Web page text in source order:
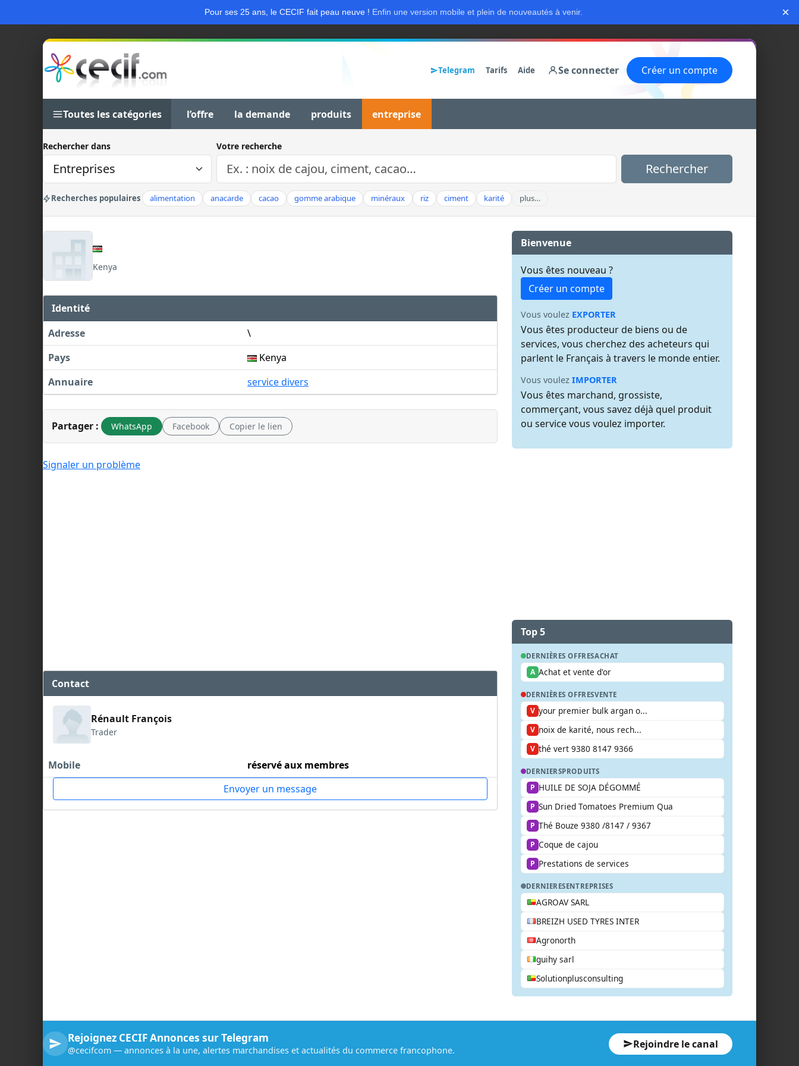
Pour ses 25 ans, le CECIF fait peau neuve ! Enfin une version mobile et plein de nouveautés à venir. ×
Telegram Tarifs Aide Se connecter Créer un compte
Toutes les catégories l’offre la demande produits entreprise
Rechercher dans Votre recherche
Rechercher
Recherches populaires alimentation anacarde cacao gomme arabique minéraux riz ciment karité plus…
Kenya
Identité
Adresse
\
Pays
Kenya
Annuaire
service divers
Partager : WhatsApp Facebook Copier le lien
Signaler un problème
Contact
Rénault François
Trader
Mobile
réservé aux membres
Envoyer un message
Bienvenue
Vous êtes nouveau ?
Créer un compte
Vous voulez EXPORTER
Vous êtes producteur de biens ou de
services, vous cherchez des acheteurs qui
parlent le Français à travers le monde entier.
Vous voulez IMPORTER
Vous êtes marchand, grossiste,
commerçant, vous savez déjà quel produit
ou service vous voulez importer.
Top 5
DERNIÈRES OFFRESACHAT
A Achat et vente d'or
DERNIÈRES OFFRESVENTE
V your premier bulk argan o...
V noix de karité, nous rech...
V thé vert 9380 8147 9366
DERNIERSPRODUITS
P HUILE DE SOJA DÉGOMMÉ
P Sun Dried Tomatoes Premium Qua
P Thé Bouze 9380 /8147 / 9367
P Coque de cajou
P Prestations de services
DERNIERESENTREPRISES
AGROAV SARL
BREIZH USED TYRES INTER
Agronorth
guihy sarl
Solutionplusconsulting
Rejoignez CECIF Annonces sur Telegram
@cecifcom — annonces à la une, alertes marchandises et actualités du commerce francophone. Rejoindre le canal